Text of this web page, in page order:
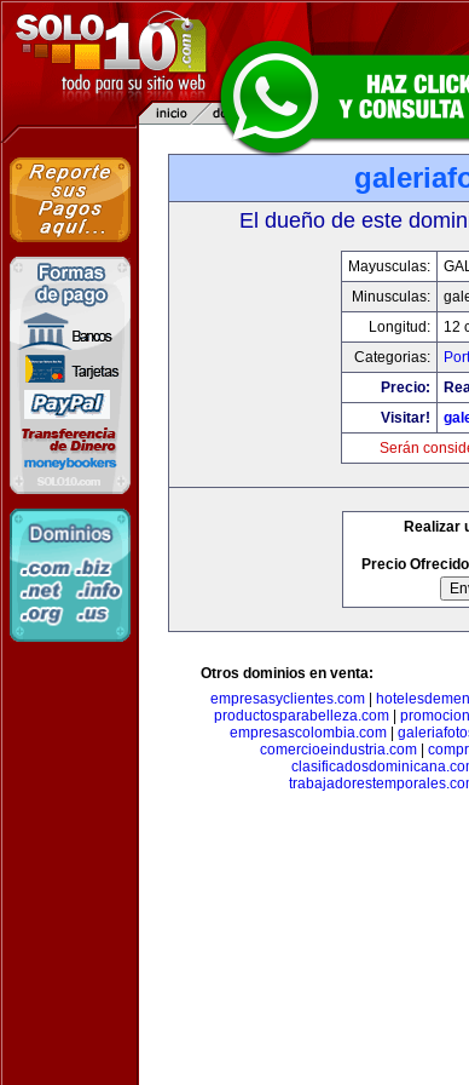
El dueño de este
Mayusculas:
Minusculas:
Longitud:
12
Categorias:
Precio:
Visitar!
Serán
Realizar
Precio
Otros dominios en venta:
empresasyclientes.com
productosparabelleza.com
empresascolombia.com
comercioeindustria.com|